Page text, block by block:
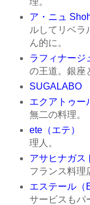
ア・ニュ
ルしてリベラ
ん的に。
ラフィナージ
の王道。銀座
SUGALABO←
エクアトゥー
無二の料理。
ete（エテ）
理人。
アサヒナガス
フランス料理
エステール（
サービスもパ